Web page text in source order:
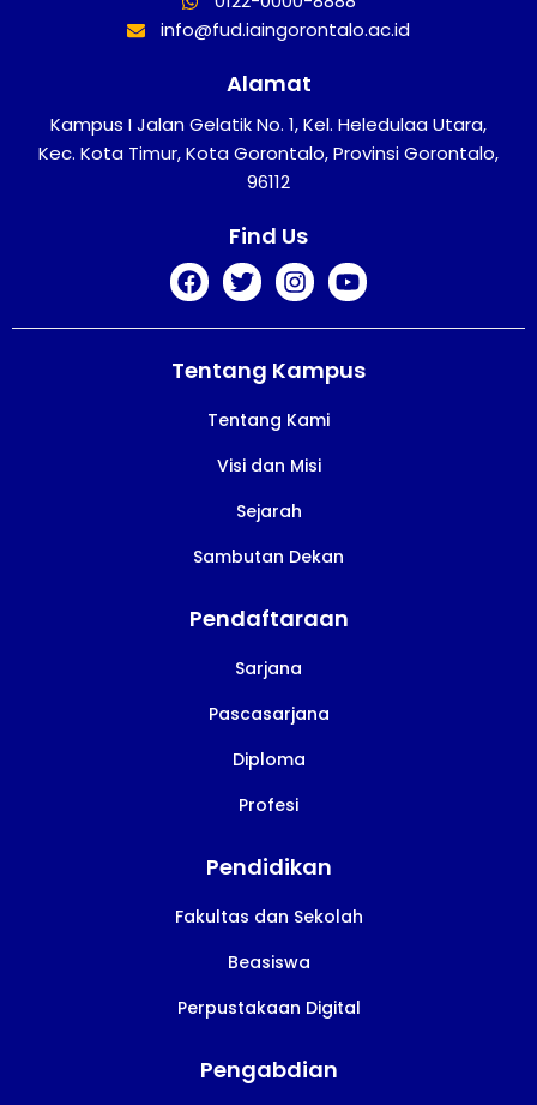
info@fud.iaingorontalo.ac.id
Alamat
Kampus I Jalan Gelatik No. 1, Kel. Heledulaa Utara,
Kec. Kota Timur, Kota Gorontalo, Provinsi Gorontalo,
96112
Find Us
Tentang Kampus
Tentang Kami
Visi dan Misi
Sejarah
Sambutan Dekan
Pendaftaraan
Sarjana
Pascasarjana
Diploma
Profesi
Pendidikan
Fakultas dan Sekolah
Beasiswa
Perpustakaan Digital
Pengabdian